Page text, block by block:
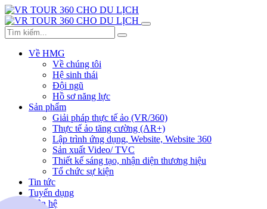
Về HMG
Về chúng tôi
Hệ sinh thái
Đội ngũ
Hồ sơ năng lực
Sản phẩm
Giải pháp thực tế ảo (VR/360)
Thực tế ảo tăng cường (AR+)
Lập trình ứng dụng, Website, Website 360
Sản xuất Video/ TVC
Thiết kế sáng tạo, nhận diện thương hiệu
Tổ chức sự kiện
Tin tức
Tuyển dụng
Liên hệ